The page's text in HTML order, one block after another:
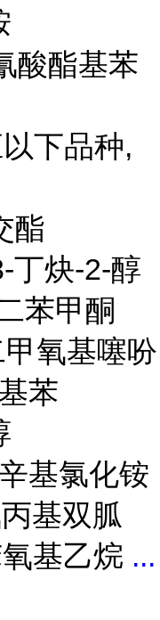
酸酯基苯
下品种,
酯
丁炔-2-醇
苯甲酮
氧基噻吩
苯
基氯化铵
基双胍
基乙烷 ...